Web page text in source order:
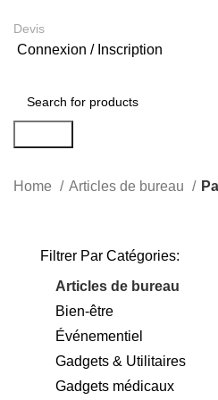
Devis
Connexion / Inscription
Home
Articles de bureau
Filtrer Par Catégories:
Articles de bureau
Bien-être
Événementiel
Gadgets & Utilitaires
Gadgets médicaux